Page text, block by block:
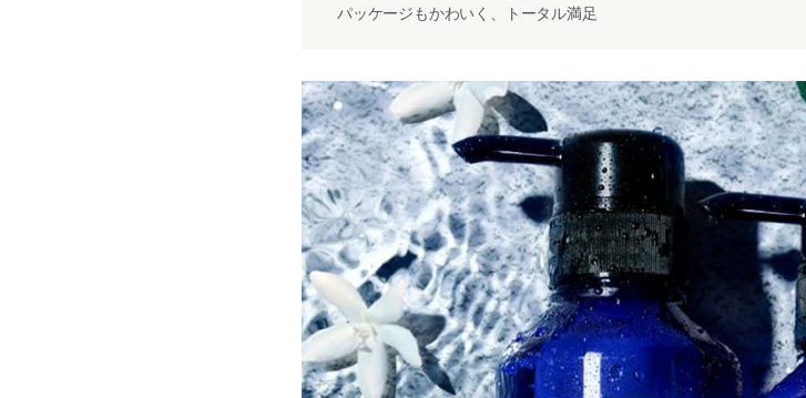
パッケージもかわいく、トータル満足